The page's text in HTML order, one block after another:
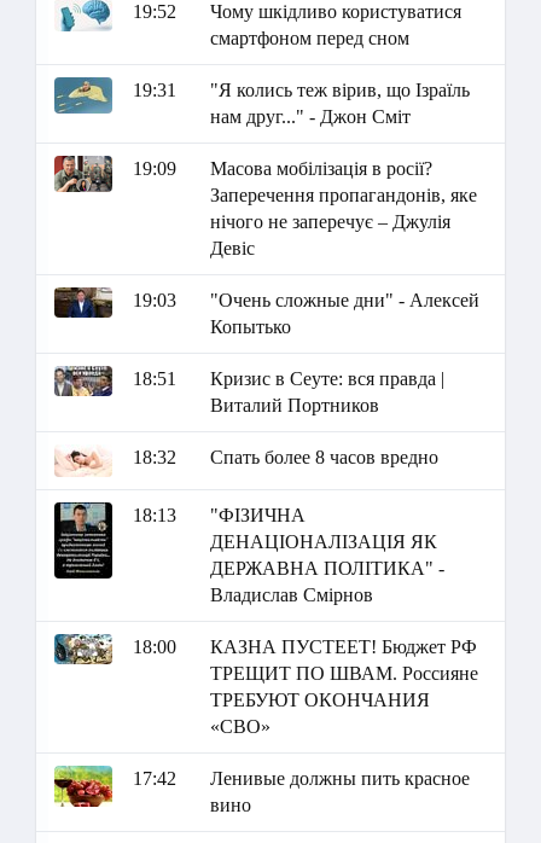
19:52
Чому шкідливо користуватися
смартфоном перед сном
19:31
"Я колись теж вірив, що Ізраїль
нам друг..." - Джон Сміт
19:09
Масова мобілізація в росії?
Заперечення пропагандонів, яке
нічого не заперечує – Джулія
Девіс
19:03
"Очень сложные дни" - Алексей
Копытько
18:51
Кризис в Сеуте: вся правда |
Виталий Портников
18:32 Спать более 8 часов вредно
18:13
"ФІЗИЧНА
ДЕНАЦІОНАЛІЗАЦІЯ ЯК
ДЕРЖАВНА ПОЛІТИКА" -
Владислав Смірнов
18:00
КАЗНА ПУСТЕЕТ! Бюджет РФ
ТРЕЩИТ ПО ШВАМ. Россияне
ТРЕБУЮТ ОКОНЧАНИЯ
«СВО»
17:42
Ленивые должны пить красное
вино